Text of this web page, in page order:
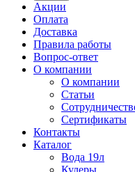
Акции
Оплата
Доставка
Правила работы
Вопрос-ответ
О компании
О компании
Статьи
Сертификаты
Контакты
Каталог
Вода 19л
Кулеры